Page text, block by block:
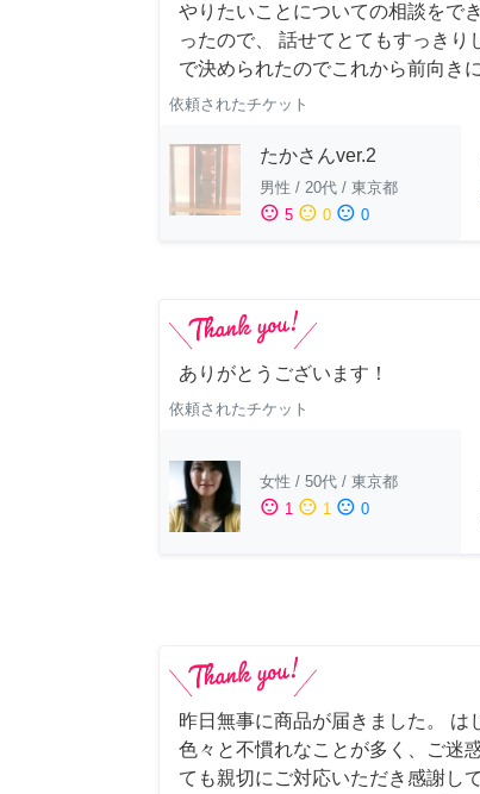
やりたいことについての相談をで
ったので、 話せてとてもすっきり
で決められたのでこれから前向き
依頼されたチケット
たかさんver.2
男性 / 20代 / 東京都
sentiment_satisfied 5 sentiment_neutral 0 sentiment_dissatisfied 0
ありがとうございます！
依頼されたチケット
女性 / 50代 / 東京都
sentiment_satisfied 1 sentiment_neutral 1 sentiment_dissatisfied 0
昨日無事に商品が届きました。 は
色々と不慣れなことが多く、ご迷
ても親切にご対応いただき感謝し